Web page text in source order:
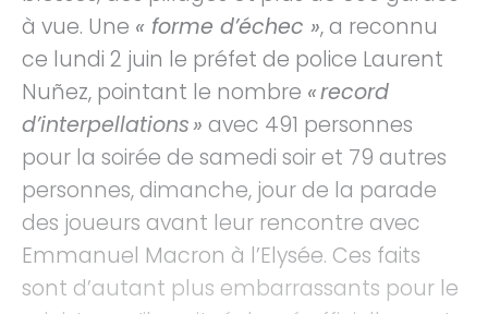
à vue. Une « forme d’échec », a reconnu
ce lundi 2 juin le préfet de police Laurent
Nuñez, pointant le nombre « record
d’interpellations » avec 491 personnes
pour la soirée de samedi soir et 79 autres
personnes, dimanche, jour de la parade
des joueurs avant leur rencontre avec
Emmanuel Macron à l’Elysée. Ces faits
sont d’autant plus embarrassants pour le